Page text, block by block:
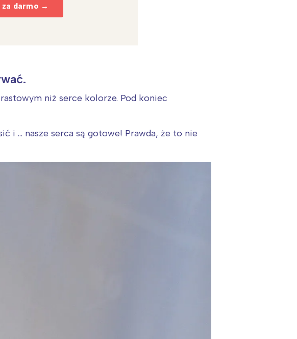
za darmo →
niż serce kolorze. Pod koniec
i … nasze serca są gotowe! Prawda, że to nie
regionu: